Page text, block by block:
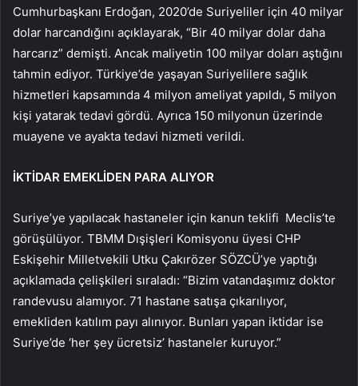
Cumhurbaşkanı Erdoğan, 2020’de Suriyeliler için 40 milyar
dolar harcandığını açıklayarak, “Bir 40 milyar dolar daha
harcarız” demişti. Ancak maliyetin 100 milyar doları aştığını
tahmin ediyor. Türkiye’de yaşayan Suriyelilere sağlık
hizmetleri kapsamında 4 milyon ameliyat yapıldı, 5 milyon
kişi yatarak tedavi gördü. Ayrıca 150 milyonun üzerinde
muayene ve ayakta tedavi hizmeti verildi.
İKTİDAR EMEKLİDEN PARA ALIYOR
Suriye’ye yapılacak hastaneler için kanun teklifi Meclis’te
görüşülüyor. TBMM Dışişleri Komisyonu üyesi CHP
Eskişehir Milletvekili Utku Çakırözer SÖZCÜ’ye yaptığı
açıklamada çelişkileri sıraladı: “Bizim vatandaşımız doktor
randevusu alamıyor. 71 hastane satışa çıkarılıyor,
emekliden katılım payı alınıyor. Bunları yapan iktidar ise
Suriye’de ‘her şey ücretsiz’ hastaneler kuruyor.”